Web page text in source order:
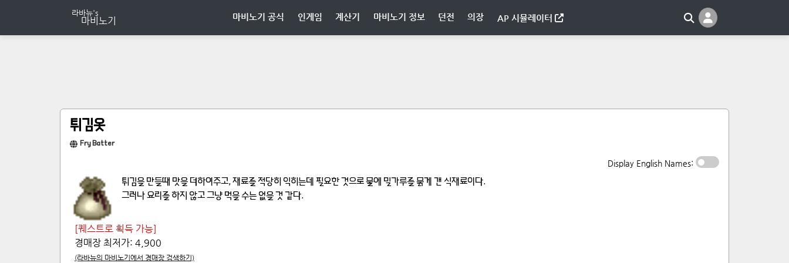
마비노기 공식 인게임 계산기 마비노기 정보 던전 의장 AP 시뮬레이터
튀김옷
Fry Batter
Display English Names:
튀김을 만들때 맛을 더하여주고, 재료를 적당히 익히는데 필요한 것으로 물에 밀가루를 묽게 갠 식재료이다.
그러나 요리를 하지 않고 그냥 먹을 수는 없을 것 같다.
[퀘스트로 획득 가능]
경매장 최저가: 4,900
(라바뉴의 마비노기에서 경매장 검색하기)